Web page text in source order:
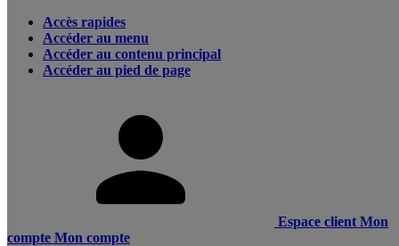
Accès rapides
Accéder au menu
Accéder au contenu principal
Accéder au pied de page
Espace client Mon
compte Mon compte